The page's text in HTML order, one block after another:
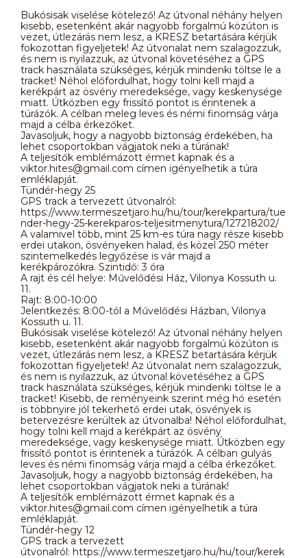
Bukósisak viselése kötelező! Az útvonal néhány helyen
kisebb, esetenként akár nagyobb forgalmú közúton is
vezet, útlezárás nem lesz, a KRESZ betartására kérjük
fokozottan figyeljetek! Az útvonalat nem szalagozzuk,
és nem is nyilazzuk, az útvonal követéséhez a GPS
track használata szükséges, kérjük mindenki töltse le a
tracket! Néhol előfordulhat, hogy tolni kell majd a
kerékpárt az ösvény meredeksége, vagy keskenysége
miatt. Útközben egy frissítő pontot is érintenek a
túrázók. A célban meleg leves és némi finomság várja
majd a célba érkezőket.
Javasoljuk, hogy a nagyobb biztonság érdekében, ha
lehet csoportokban vágjatok neki a túrának!
A teljesítők emblémázott érmet kapnak és a
viktor.hites@gmail.com címen igényelhetik a túra
emléklapját.
Tündér-hegy 25
GPS track a tervezett útvonalról:
https://www.termeszetjaro.hu/hu/tour/kerekpartura/tue
nder-hegy-25-kerekparos-teljesitmenytura/127218202/
A valamivel több, mint 25 km-es túra nagy része kisebb
erdei utakon, ösvényeken halad, és közel 250 méter
szintemelkedés legyőzése is vár majd a
kerékpározókra. Szintidő: 3 óra
A rajt és cél helye: Művelődési Ház, Vilonya Kossuth u.
11.
Rajt: 8:00-10:00
Jelentkezés: 8:00-tól a Művelődési Házban, Vilonya
Kossuth u. 11.
Bukósisak viselése kötelező! Az útvonal néhány helyen
kisebb, esetenként akár nagyobb forgalmú közúton is
vezet, útlezárás nem lesz, a KRESZ betartására kérjük
fokozottan figyeljetek! Az útvonalat nem szalagozzuk,
és nem is nyilazzuk, az útvonal követéséhez a GPS
track használata szükséges, kérjük mindenki töltse le a
tracket! Kisebb, de reményeink szerint még hó esetén
is többnyire jól tekerhető erdei utak, ösvények is
betervezésre kerültek az útvonalba! Néhol előfordulhat,
hogy tolni kell majd a kerékpárt az ösvény
meredeksége, vagy keskenysége miatt. Útközben egy
frissítő pontot is érintenek a túrázók. A célban gulyás
leves és némi finomság várja majd a célba érkezőket.
Javasoljuk, hogy a nagyobb biztonság érdekében, ha
lehet csoportokban vágjatok neki a túrának!
A teljesítők emblémázott érmet kapnak és a
viktor.hites@gmail.com címen igényelhetik a túra
emléklapját.
Tündér-hegy 12
GPS track a tervezett
útvonalról: https://www.termeszetjaro.hu/hu/tour/kerek